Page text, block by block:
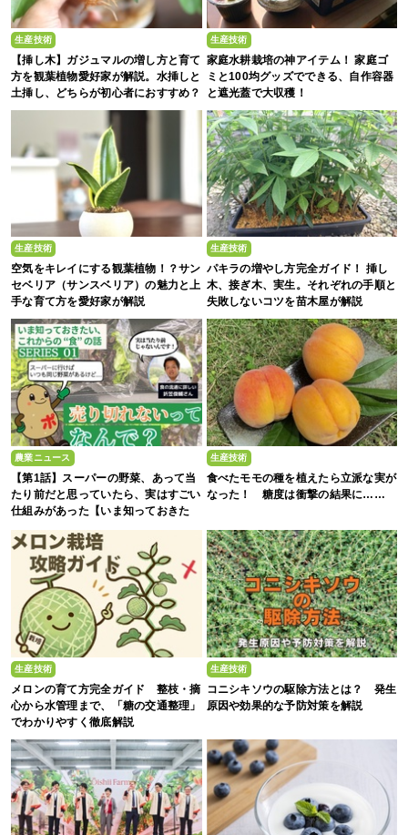
生産技術
【挿し木】ガジュマルの増し方と育て
方を観葉植物愛好家が解説。水挿しと
土挿し、どちらが初心者におすすめ？
生産技術
家庭水耕栽培の神アイテム！ 家庭ゴ
ミと100均グッズでできる、自作容器
と遮光蓋で大収穫！
生産技術
空気をキレイにする観葉植物！？サン
セベリア（サンスベリア）の魅力と上
手な育て方を愛好家が解説
生産技術
パキラの増やし方完全ガイド！ 挿し
木、接ぎ木、実生。それぞれの手順と
失敗しないコツを苗木屋が解説
農業ニュース
【第1話】スーパーの野菜、あって当
たり前だと思っていたら、実はすごい
仕組みがあった【いま知っておきた
い、これからの”食”の話】
生産技術
食べたモモの種を植えたら立派な実が
なった！ 糖度は衝撃の結果に……
生産技術
メロンの育て方完全ガイド 整枝・摘
心から水管理まで、「糖の交通整理」
でわかりやすく徹底解説
生産技術
コニシキソウの駆除方法とは？ 発生
原因や効果的な予防対策を解説